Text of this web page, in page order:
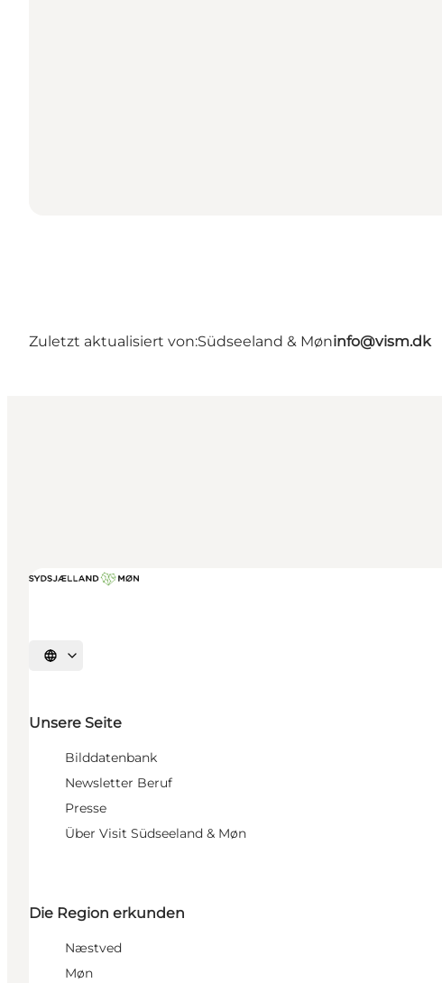
Zuletzt aktualisiert von:Südseeland & Møninfo@vism.dk
Sprache auswählen
Unsere Seite
Bilddatenbank
Newsletter Beruf
Presse
Über Visit Südseeland & Møn
Die Region erkunden
Næstved
Møn